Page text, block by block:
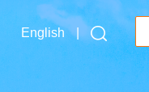
English |